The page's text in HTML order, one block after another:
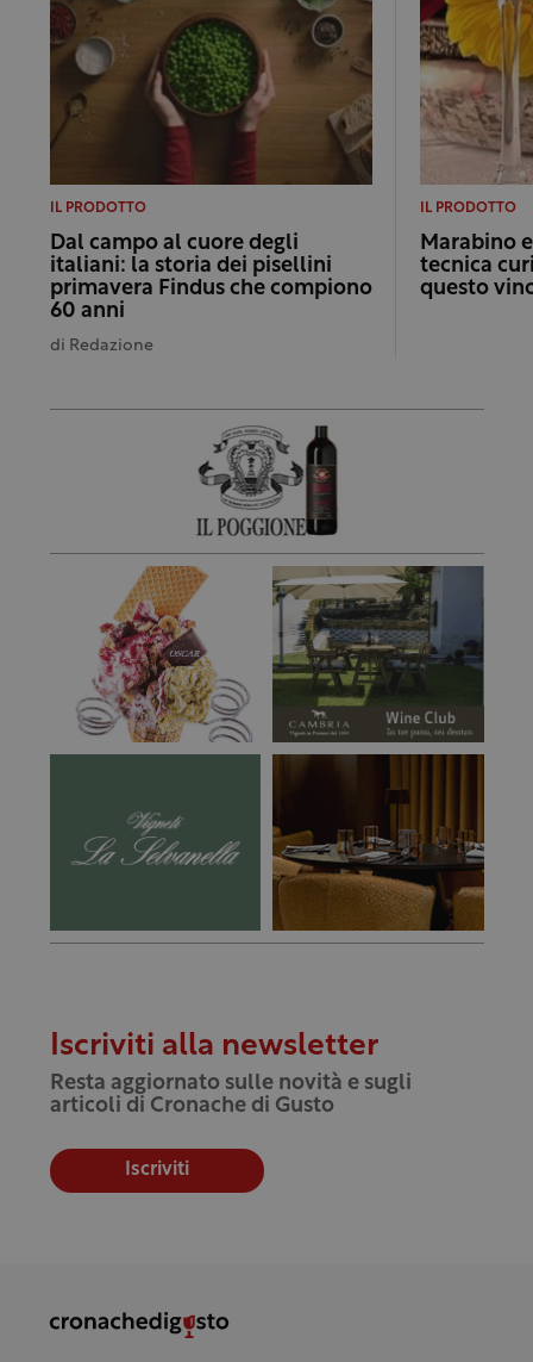
IL PRODOTTO
Dal campo al cuore degli
italiani: la storia dei pisellini
primavera Findus che compiono
60 anni
di Redazione
IL PRODOTTO
Marabino
tecnica
questo
Iscriviti alla newsletter
Resta aggiornato sulle novità e sugli
articoli di Cronache di Gusto
Iscriviti